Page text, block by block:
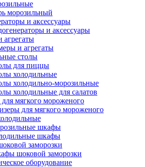
морозильный
и аксессуары
и аксессуары
и агрегаты
столы
для пиццы
холодильные
холодильно-морозильные
холодильные для салатов
мягкого мороженого
для мягкого мороженого
шкафы
шкафы
заморозки
шоковой заморозки
оборудование